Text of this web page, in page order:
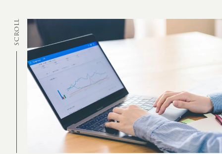
CREATION
MARKETING
SCROLL